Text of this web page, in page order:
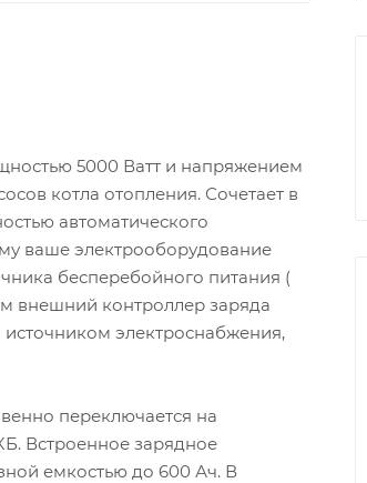
5000 Ватт и напряжением
котла отопления. Сочетает в
автоматического
ваше электрооборудование
бесперебойного питания (
внешний контроллер заряда
электроснабжения,
переключается на
Встроенное зарядное
емкостью до 600 Ач. В